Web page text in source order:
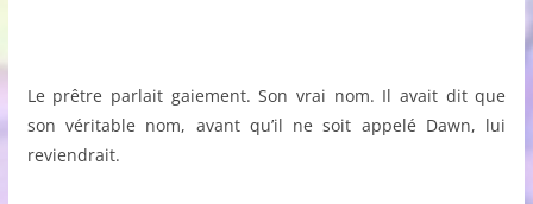
Le prêtre parlait gaiement. Son vrai nom. Il avait dit que
son véritable nom, avant qu’il ne soit appelé Dawn, lui
reviendrait.